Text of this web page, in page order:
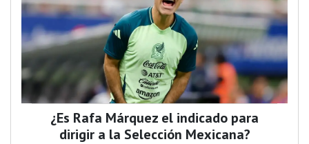
¿Es Rafa Márquez el indicado para
dirigir a la Selección Mexicana?